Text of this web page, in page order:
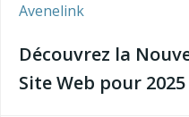
Avenelink
Découvrez la
Site Web pour 2025